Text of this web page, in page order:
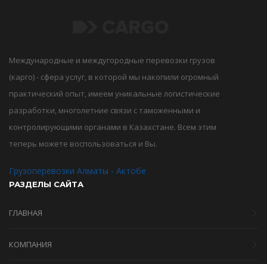
Международные и междугородные перевозки грузов
(карго) - сфера услуг, в которой мы накопили огромный
практический опыт, имеем уникальные логистические
разработки, многолетние связи с таможенными и
контролирующими органами в Казахстане. Всем этим
теперь можете воспользоваться и Вы.
Грузоперевозки Алматы - Актобе
РАЗДЕЛЫ САЙТА
ГЛАВНАЯ
КОМПАНИЯ